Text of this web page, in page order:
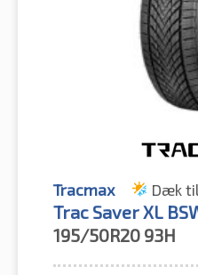
Tracmax Dæk
Trac Saver XL
195/50R20 93H